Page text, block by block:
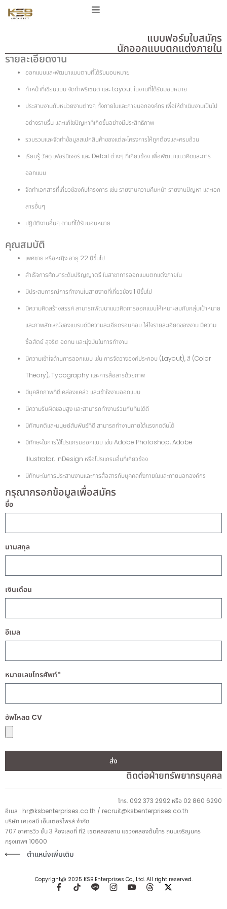
แบบฟอร์มใบสมัคร
นักออกแบบตกแต่งภายใน
รายละเอียดงาน
ออกแบบและพัฒนาแบบตามที่ได้รับมอบหมาย
ทำหน้าที่เขียนแบบ จัดทำพรีเซนต์ และ Layout ในงานที่ได้รับมอบหมาย
ประสานงานกับหน่วยงานต่างๆ ทั้งภายในและภายนอกองค์กร เพื่อให้ดำเนินงานเป็นไป
อย่างราบรื่น และแก้ไขปัญหาที่เกิดขึ้นอย่างมีประสิทธิภาพ
รวบรวมและจัดทำข้อมูลสเปกสินค้าของแต่ละโครงการให้ถูกต้องและครบถ้วน
เรียนรู้ วัสดุ เฟอร์นิเจอร์ และ Detail ต่างๆ ที่เกี่ยวข้อง เพื่อพัฒนาแนวคิดและการ
ออกแบบ
จัดทำเอกสารที่เกี่ยวข้องกับโครงการ เช่น รายงานความคืบหน้า รายงานปัญหา และเอก
สารอื่นๆ
ปฏิบัติงานอื่นๆ ตามที่ได้รับมอบหมาย
คุณสมบัติ
เพศชาย หรือหญิง อายุ 22 ปีขึ้นไป
สำเร็จการศึกษาระดับปริญญาตรี ในสาขาการออกแบบตกแต่งภายใน
มีประสบการณ์การทำงานในสายงายที่เกี่ยวข้อง 1 ปีขึ้นไป
มีความคิดสร้างสรรค์ สามารถพัฒนาแนวคิดการออกแบบให้เหมาะสมกับกลุ่มเป้าหมาย
และภาพลักษณ์ของแบรนด์มีความละเอียดรอบคอบ ใส่ใจรายละเอียดของงาน มีความ
ซื่อสัตย์ สุจริต อดทน และมุ่งมั่นในการทำงาน
มีความเข้าใจด้านการออกแบบ เช่น การจัดวางองค์ประกอบ (Layout), สี (Color
Theory), Typography และการสื่อสารด้วยภาพ
มีบุคลิกภาพที่ดี คล่องแคล่ว และเข้าใจงานออกแบบ
มีความรับผิดชอบสูง และสามารถทำงานร่วมกับทีมได้ดี
มีทัศนคติและมนุษย์สัมพันธ์ที่ดี สามารถทำงานภายใต้แรงกดดันได้
มีทักษะในการใช้โปรแกรมออกแบบ เช่น Adobe Photoshop, Adobe
Illustrator, InDesign หรือโปรแกรมอื่นที่เกี่ยวข้อง
มีทักษะในการประสานงานและการสื่อสารกับบุคคลทั้งภายในและภายนอกองค์กร
กรุณากรอกข้อมูลเพื่อสมัคร
ชื่อ
นามสกุล
เงินเดือน
อีเมล
หมายเลขโทรศัพท์*
อัพโหลด CV
ส่ง
ติดต่อฝ่ายทรัพยากรบุคคล
โทร. 092 373 2992 หรือ 02 860 6290
อีเมล : hr@ksbenterprises.co.th / recruit@ksbenterprises.co.th
บริษัท เคเอสบี เอ็นเตอร์ไพรส์ จำกัด
707 อาคารวิว ชั้น 3 ห้องเลขที่ ที2 เขตคลองสาน แขวงคลองต้นไทร ถนนเจริญนคร
กรุงเทพฯ 10600
ตำแหน่งเพิ่มเติม
Copyright@ 2025 KSB Enterprises Co., Ltd. All right reserved.